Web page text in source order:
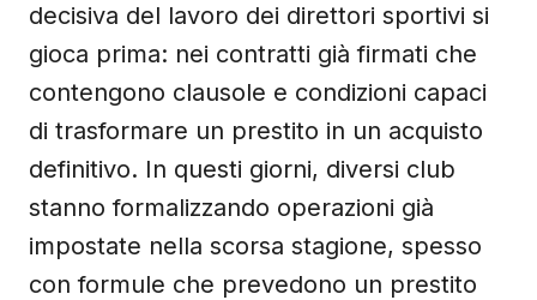
decisiva del lavoro dei direttori sportivi si
gioca prima: nei contratti già firmati che
contengono clausole e condizioni capaci
di trasformare un prestito in un acquisto
definitivo. In questi giorni, diversi club
stanno formalizzando operazioni già
impostate nella scorsa stagione, spesso
con formule che prevedono un prestito